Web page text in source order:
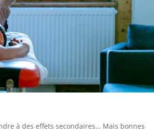
à des effets secondaires… Mais bonnes